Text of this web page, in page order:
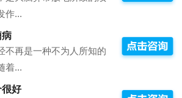
作...
病
不再是一种不为人所知的
着...
好